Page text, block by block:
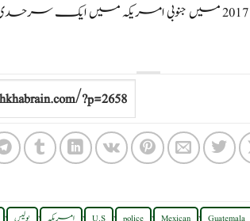
تارکین وطن کے داخلے کو روکنے کے لئے سن 2017 میں جنوبی
,
,
,
,
,
,